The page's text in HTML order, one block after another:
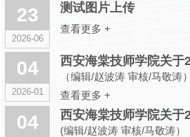
23
2026-06
测试图片上传
查看更多 +
04
2026-01
西安海棠技师学院关于
（编辑/赵波涛 审核/马敬涛）
查看更多 +
04 西安海棠技师学院关于
(编辑/赵波涛 审核/马敬涛）